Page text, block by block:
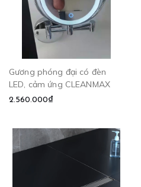
Gương phóng đại có đèn
LED, cảm ứng CLEANMAX
2.560.000₫